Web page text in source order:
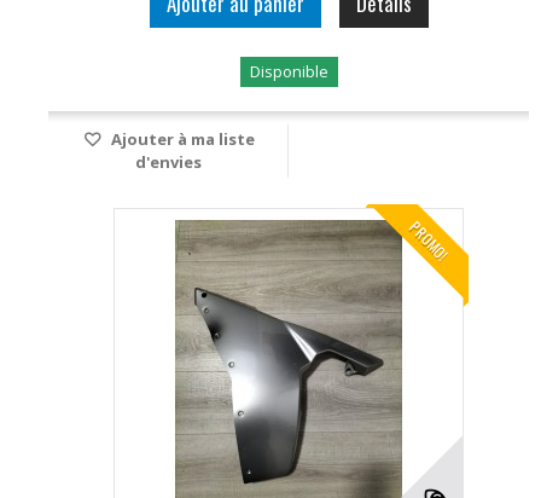
Disponible
Ajouter à ma liste
d'envies
PROMO!